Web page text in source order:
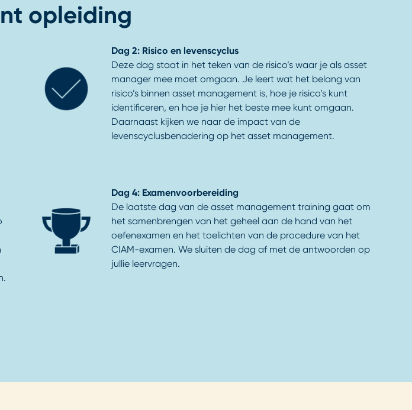
opleiding
Dag 2: Risico en levenscyclus
Deze dag staat in het teken van de risico’s waar je als asset
manager mee moet omgaan. Je leert wat het belang van
risico’s binnen asset management is, hoe je risico’s kunt
identificeren, en hoe je hier het beste mee kunt omgaan.
Daarnaast kijken we naar de impact van de
levenscyclusbenadering op het asset management.
Dag 4: Examenvoorbereiding
De laatste dag van de asset management training gaat om
het samenbrengen van het geheel aan de hand van het
oefenexamen en het toelichten van de procedure van het
CIAM-examen. We sluiten de dag af met de antwoorden op
jullie leervragen.